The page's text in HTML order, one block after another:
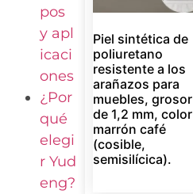
pos
y apl
icaci
ones
¿Por
qué
elegi
r Yud
eng?
Piel sintética de
poliuretano
resistente a los
arañazos para
muebles, grosor
de 1,2 mm, color
marrón café
(cosible,
semisilícica).